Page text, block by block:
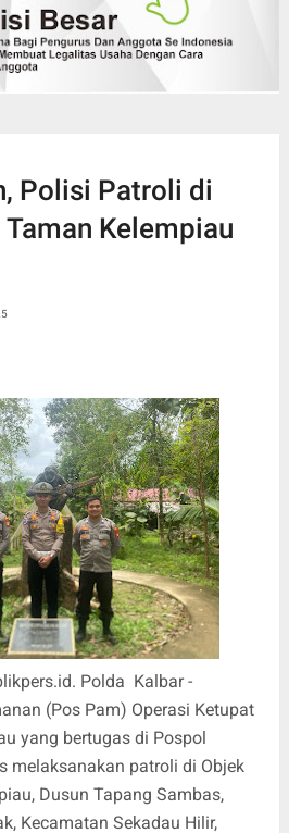
Polisi Patroli di
Kelempiau
Polda Kalbar -
(Pos Pam) Operasi Ketupat
yang bertugas di Pospol
melaksanakan patroli di Objek
Dusun Tapang Sambas,
Kecamatan Sekadau Hilir,